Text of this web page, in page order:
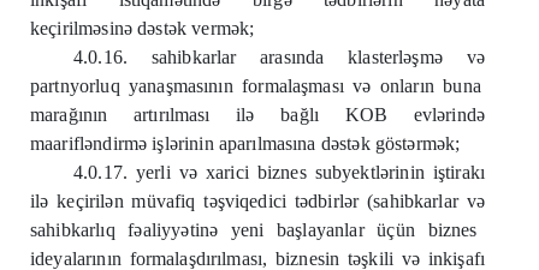
keçirilməsinədəstək vermək;
4.0.16. sahibkarlar arasında klasterləşməvə
partnyorluq yanaşmasının formalaşması və onların buna
marağının artırılması ilə bağlı KOB evlərində
maarifləndirmə işlərinin aparılmasına dəstək göstərmək;
4.0.17. yerli və xarici biznes subyektlərinin iştirakı
ilə keçirilən müvafiq təşviqedici tədbirlər (sahibkarlar və
sahibkarlıq fəaliyyətinə yeni başlayanlar üçün biznes
ideyalarının formalaşdırılması, biznesin təşkili və inkişafı